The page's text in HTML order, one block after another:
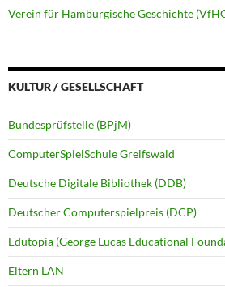
Verein für Hamburgische Geschichte
KULTUR / GESELLSCHAFT
Bundesprüfstelle (BPjM)
ComputerSpielSchule Greifswald
Deutsche Digitale Bibliothek (DDB)
Deutscher Computerspielpreis (DCP)
Edutopia (George Lucas Educational
Eltern LAN